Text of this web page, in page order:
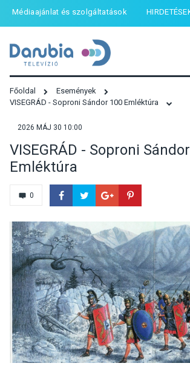
Médiaajánlat és szolgáltatások
Főoldal
Események
VISEGRÁD - Soproni Sándor 100 Emléktúra
2026 MÁJ 30 10:00
VISEGRÁD - Soproni
Emléktúra
0